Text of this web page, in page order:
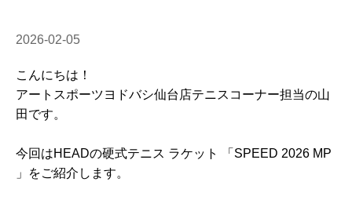
2026-02-05
こんにちは！
アートスポーツヨドバシ仙台店テニスコーナー担当の山
田です。
今回はHEADの硬式テニス ラケット 「SPEED 2026 MP
」をご紹介します。